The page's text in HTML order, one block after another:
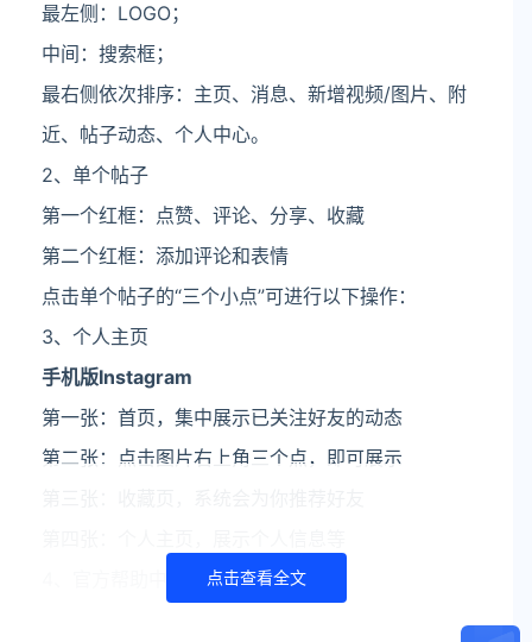
最左侧：LOGO；
中间：搜索框；
最右侧依次排序：主页、消息、新增视频/图片、附
近、帖子动态、个人中心。
2、单个帖子
第一个红框：点赞、评论、分享、收藏
第二个红框：添加评论和表情
点击单个帖子的“三个小点”可进行以下操作：
3、个人主页
手机版Instagram
第一张：首页，集中展示已关注好友的动态
第二张：点击图片右上角三个点，即可展示
点击查看全文